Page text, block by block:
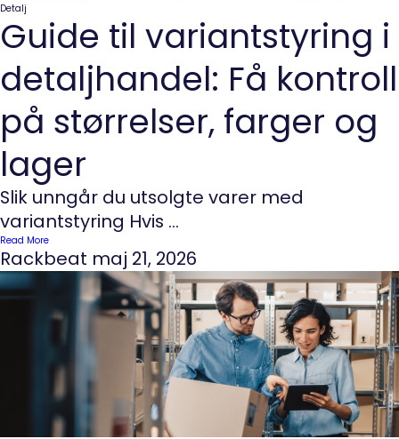
Detalj
Guide til variantstyring i
detaljhandel: Få kontroll
på størrelser, farger og
lager
Slik unngår du utsolgte varer med
variantstyring Hvis ...
Read More
Rackbeat maj 21, 2026